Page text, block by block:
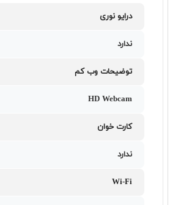
درایو نوری
ندارد
توضیحات وب کم
HD Webcam
کارت خوان
ندارد
Wi-Fi